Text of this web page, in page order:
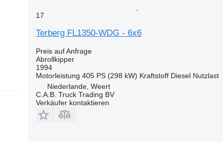
17
Terberg FL1350-WDG - 6x6
Preis auf Anfrage
Abrollkipper
1994
Motorleistung 405 PS (298 kW) Kraftstoff Diesel Nutzlast
Niederlande, Weert
C.A.B. Truck Trading BV
Verkäufer kontaktieren